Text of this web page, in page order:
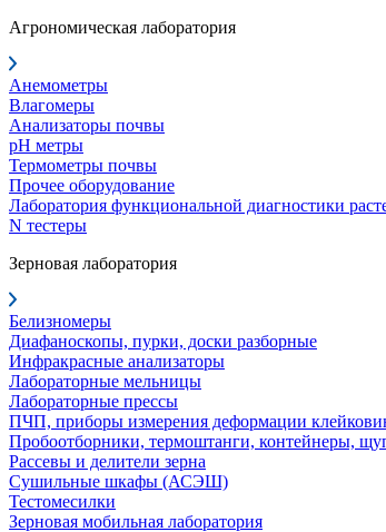
Агрономическая лаборатория
Анемометры
Влагомеры
Анализаторы почвы
pH метры
Термометры почвы
Прочее оборудование
Лаборатория функциональной диагностики
N тестеры
Зерновая лаборатория
Белизномеры
Диафаноскопы, пурки, доски разборные
Инфракрасные анализаторы
Лабораторные мельницы
Лабораторные прессы
ПЧП, приборы измерения деформации
Пробоотборники, термоштанги, контейнеры,
Рассевы и делители зерна
Сушильные шкафы (АСЭШ)
Тестомесилки
Зерновая мобильная лаборатория